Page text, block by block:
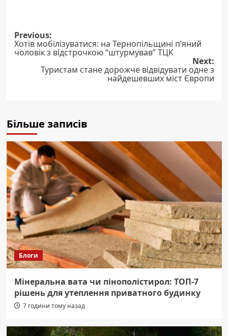
Post
navigation
Previous:
Хотів мобілізуватися: на Тернопільщині п’яний
чоловік з відстрочкою “штурмував” ТЦК
Next:
Туристам стане дорожче відвідувати одне з
найдешевших міст Європи
Більше записів
Блоги
Мінеральна вата чи пінополістирол: ТОП-7
рішень для утеплення приватного будинку
7 години тому назад